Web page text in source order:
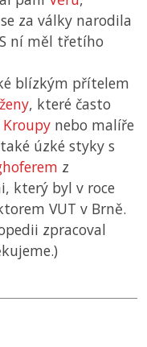
za války narodila
ní měl třetího
blízkým přítelem
ženy, které často
nebo malíře
úzké styky s
z
který byl v roce
VUT v Brně.
zpracoval